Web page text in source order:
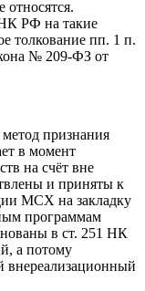
РФ на такие
толкование пп. 1 п.
№ 209-ФЗ от
признания
в момент
на счёт вне
и приняты к
МСХ на закладку
программам
в ст. 251 НК
а потому
внереализационный